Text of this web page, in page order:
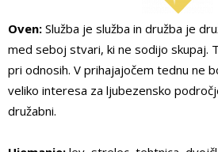
Oven: Služba je služba in družba je
med seboj stvari, ki ne sodijo skupaj.
pri odnosih. V prihajajočem tednu ne
veliko interesa za ljubezensko
družabni.